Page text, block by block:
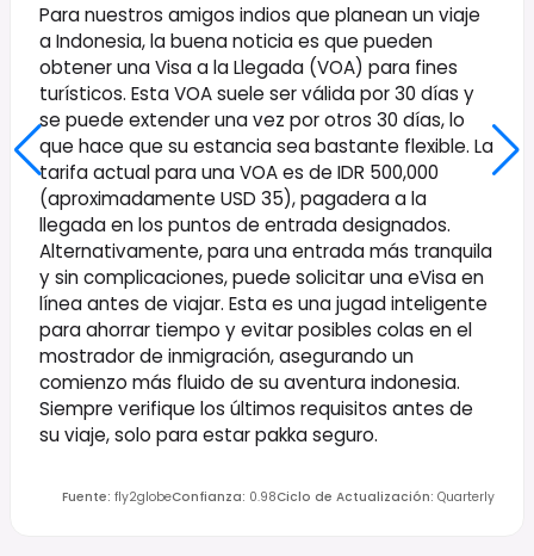
Para nuestros amigos indios que planean un viaje
a Indonesia, la buena noticia es que pueden
obtener una Visa a la Llegada (VOA) para fines
turísticos. Esta VOA suele ser válida por 30 días y
se puede extender una vez por otros 30 días, lo
que hace que su estancia sea bastante flexible. La
tarifa actual para una VOA es de IDR 500,000
(aproximadamente USD 35), pagadera a la
llegada en los puntos de entrada designados.
Alternativamente, para una entrada más tranquila
y sin complicaciones, puede solicitar una eVisa en
línea antes de viajar. Esta es una jugad inteligente
para ahorrar tiempo y evitar posibles colas en el
mostrador de inmigración, asegurando un
comienzo más fluido de su aventura indonesia.
Siempre verifique los últimos requisitos antes de
su viaje, solo para estar pakka seguro.
Fuente: fly2globeConfianza: 0.98Ciclo de Actualización: Quarterly